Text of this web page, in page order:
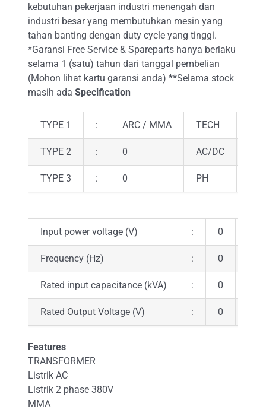
kebutuhan pekerjaan industri menengah dan
industri besar yang membutuhkan mesin yang
tahan banting dengan duty cycle yang tinggi.
*Garansi Free Service & Spareparts hanya berlaku
selama 1 (satu) tahun dari tanggal pembelian
(Mohon lihat kartu garansi anda) **Selama stock
masih ada Specification
TYPE 1 : ARC / MMA TECH
TYPE 2 : 0 AC/DC
TYPE 3 : 0 PH
Input power voltage (V) : 0
Frequency (Hz) : 0
Rated input capacitance (kVA) : 0
Rated Output Voltage (V) : 0
Features
TRANSFORMER
Listrik AC
Listrik 2 phase 380V
MMA